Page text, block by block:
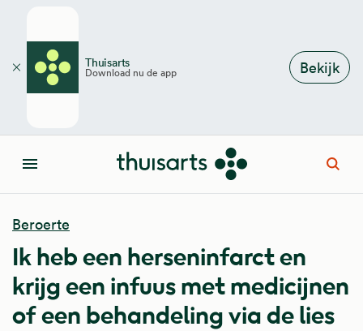
Thuisarts
Download nu de app Bekijk
Sluiten
Menu
Beroerte
Ik heb een herseninfarct en
krijg een infuus met medicijnen
of een behandeling via de lies